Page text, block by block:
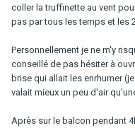
coller la truffinette au vent
pas par tous les temps et les
Personnellement je ne m'y
conseillé de pas hésiter à
brise qui allait les enrhumer
valait mieux un peu d'air
Après sur le balcon pendant